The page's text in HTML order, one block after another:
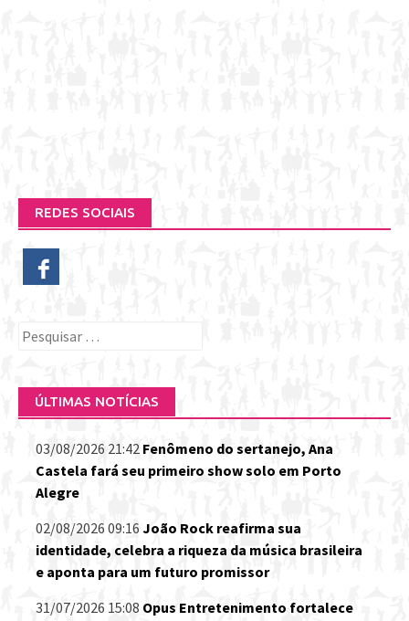
REDES SOCIAIS
Pesquisar
ÚLTIMAS NOTÍCIAS
03/08/2026 21:42 Fenômeno do sertanejo, Ana
Castela fará seu primeiro show solo em Porto
Alegre
02/08/2026 09:16 João Rock reafirma sua
identidade, celebra a riqueza da música brasileira
e aponta para um futuro promissor
31/07/2026 15:08 Opus Entretenimento fortalece